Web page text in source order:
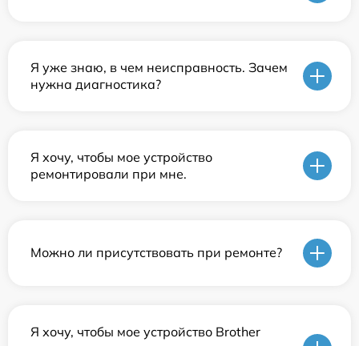
Я уже знаю, в чем неисправность. Зачем
нужна диагностика?
Я хочу, чтобы мое устройство
ремонтировали при мне.
Можно ли присутствовать при ремонте?
Я хочу, чтобы мое устройство Brother